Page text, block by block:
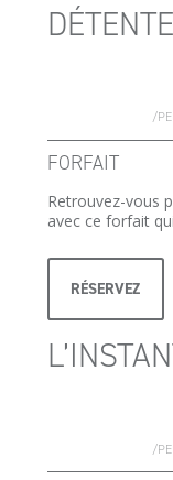
/
FORFAIT
Retrouvez-vous
avec ce forfait
RÉSERVEZ
/